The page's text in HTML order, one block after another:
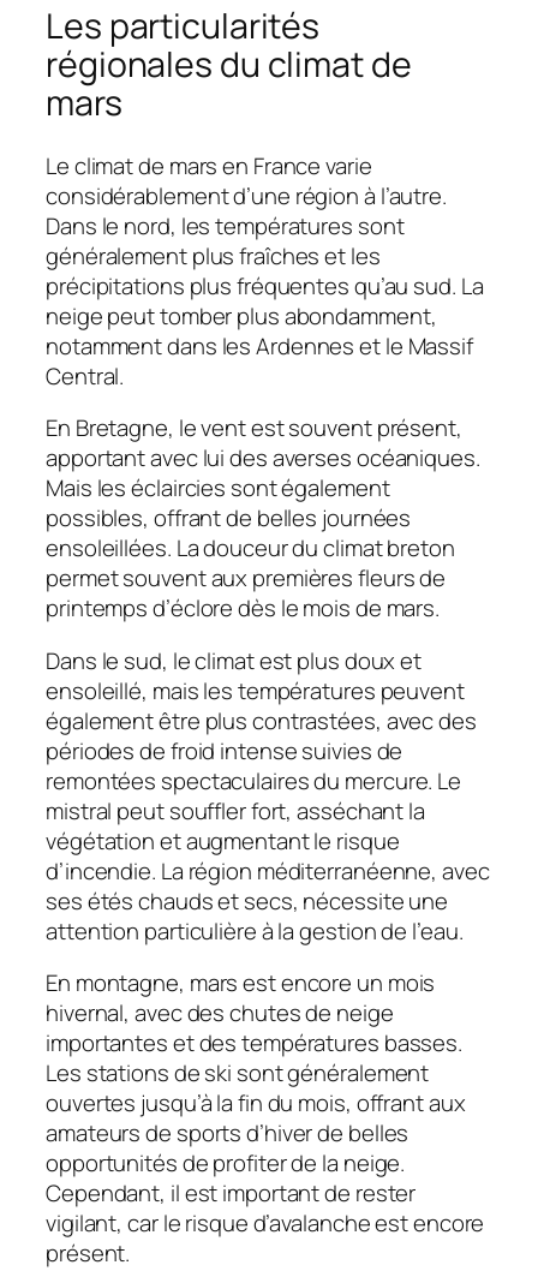
Les particularités
régionales du climat de
mars
Le climat de mars en France varie
considérablement d’une région à l’autre.
Dans le nord, les températures sont
généralement plus fraîches et les
précipitations plus fréquentes qu’au sud. La
neige peut tomber plus abondamment,
notamment dans les Ardennes et le Massif
Central.
En Bretagne, le vent est souvent présent,
apportant avec lui des averses océaniques.
Mais les éclaircies sont également
possibles, offrant de belles journées
ensoleillées. La douceur du climat breton
permet souvent aux premières fleurs de
printemps d’éclore dès le mois de mars.
Dans le sud, le climat est plus doux et
ensoleillé, mais les températures peuvent
également être plus contrastées, avec des
périodes de froid intense suivies de
remontées spectaculaires du mercure. Le
mistral peut souffler fort, asséchant la
végétation et augmentant le risque
d’incendie. La région méditerranéenne, avec
ses étés chauds et secs, nécessite une
attention particulière à la gestion de l’eau.
En montagne, mars est encore un mois
hivernal, avec des chutes de neige
importantes et des températures basses.
Les stations de ski sont généralement
ouvertes jusqu’à la fin du mois, offrant aux
amateurs de sports d’hiver de belles
opportunités de profiter de la neige.
Cependant, il est important de rester
vigilant, car le risque d’avalanche est encore
présent.